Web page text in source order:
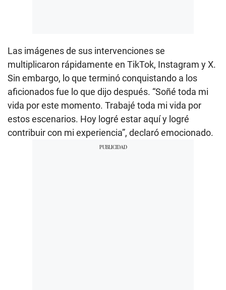
Las imágenes de sus intervenciones se
multiplicaron rápidamente en TikTok, Instagram y X.
Sin embargo, lo que terminó conquistando a los
aficionados fue lo que dijo después. “Soñé toda mi
vida por este momento. Trabajé toda mi vida por
estos escenarios. Hoy logré estar aquí y logré
contribuir con mi experiencia”, declaró emocionado.